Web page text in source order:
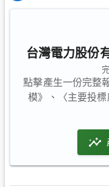
台灣電力股份
點擊產生一份完整
模》、〈主要投